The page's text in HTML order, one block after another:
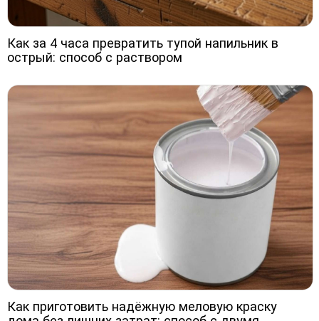
Как за 4 часа превратить тупой напильник в
острый: способ с раствором
Как приготовить надёжную меловую краску